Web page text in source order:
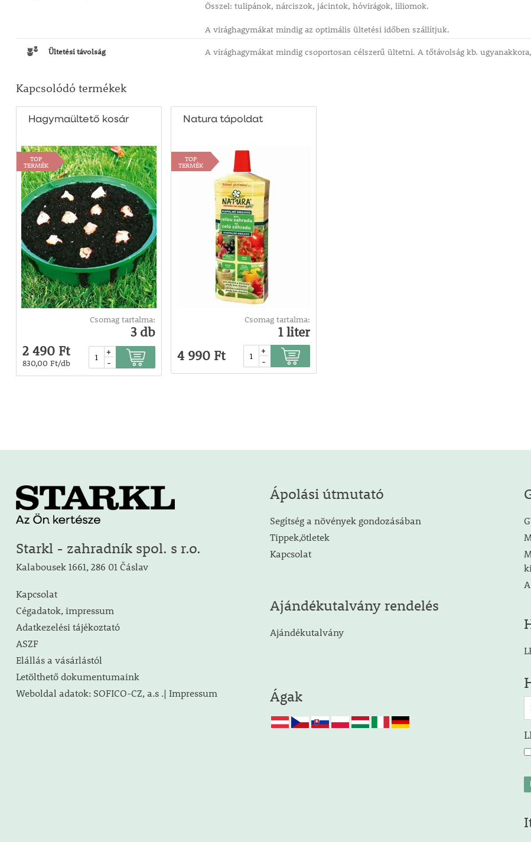
Ősszel: tulipánok, nárciszok, jácintok, hóvirágok, liliomok.
A virághagymákat mindig az optimális ültetési időben szállítjuk.
Ültetési távolság A virághagymákat mindig csoportosan célszerű ültetni. A tőtávolság kb.
Kapcsolódó termékek
Hagymaültető kosár
TOP
TERMÉK
Csomag tartalma:
3 db
2 490 Ft
830,00 Ft/db
+
-
Natura tápoldat
TOP
TERMÉK
Csomag tartalma:
1 liter
4 990 Ft
+
-
Starkl - zahradník spol. s r.o.
Kalabousek 1661, 286 01 Čáslav
Kapcsolat
Cégadatok, impressum
Adatkezelési tájékoztató
ASZF
Elállás a vásárlástól
Letölthető dokumentumaink
Weboldal adatok: SOFICO-CZ, a.s .| Impressum
Ápolási útmutató
Segítség a növények gondozásában
Tippek,ötletek
Kapcsolat
Ajándékutalvány rendelés
Ajándékutalvány
Ágak